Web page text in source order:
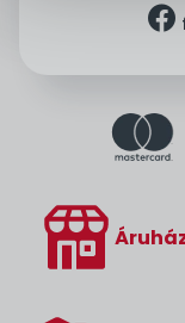
facebook